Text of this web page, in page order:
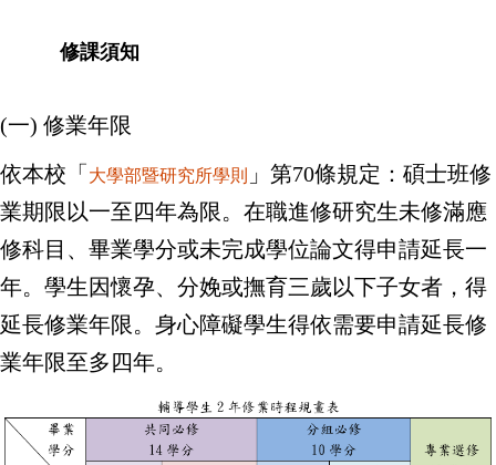
修課須知
(一) 修業年限
依本校「 大學部暨研究所學則
」第70條規定：碩士班修
業期限以一至四年為限。在職進修研究生未修滿應
修科目、畢業學分或未完成學位論文得申請延長一
年。學生因懷孕、分娩或撫育三歲以下子女者，得
延長修業年限。身心障礙學生得依需要申請延長修
業年限至多四年。